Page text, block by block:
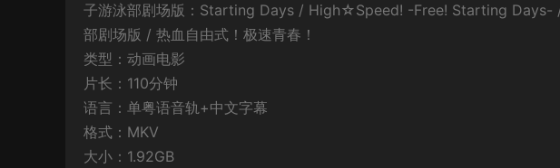
子游泳部剧场版：Starting Days / High☆Speed! -Free! Starting Days-
部剧场版 / 热血自由式！极速青春！
类型：动画电影
片长：110分钟
语言：单粤语音轨+中文字幕
格式：MKV
大小：1.92GB